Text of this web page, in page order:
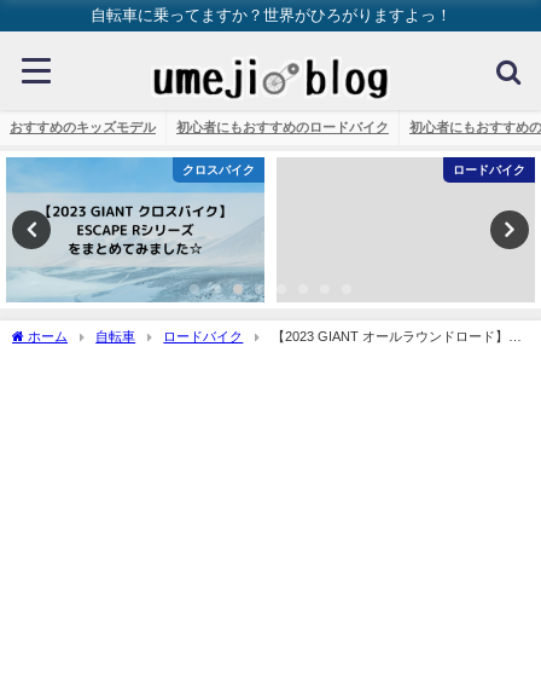
自転車に乗ってますか？世界がひろがりますよっ！
おすすめのキッズモデル 初心者にもおすすめのロードバイク 初心者にもおすすめ
クロスバイク ロードバイク
ホーム 自転車 ロードバイク
【2023 GIANT オールラウンドロード】